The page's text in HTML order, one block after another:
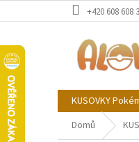
na
+420 608 608
KUSOVKY
Domů